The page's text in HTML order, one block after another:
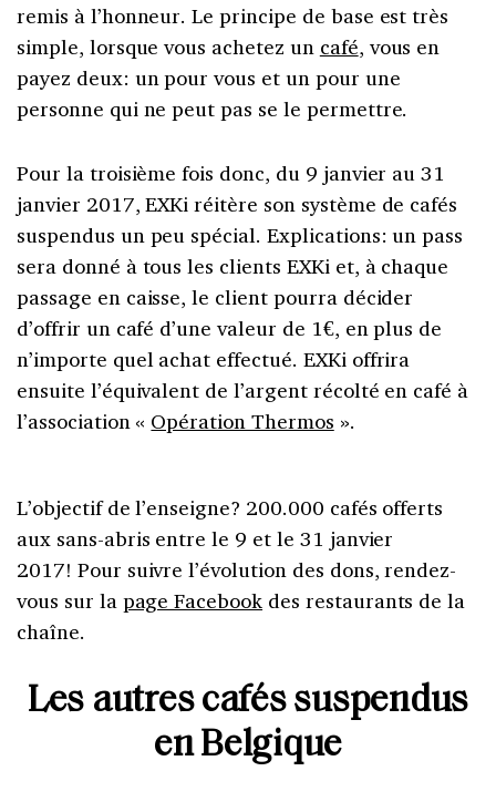
remis à l’honneur. Le principe de base est très
simple, lorsque vous achetez un café, vous en
payez deux: un pour vous et un pour une
personne qui ne peut pas se le permettre.
Pour la troisième fois donc, du 9 janvier au 31
janvier 2017, EXKi réitère son système de cafés
suspendus un peu spécial. Explications: un pass
sera donné à tous les clients EXKi et, à chaque
passage en caisse, le client pourra décider
d’offrir un café d’une valeur de 1€, en plus de
n’importe quel achat effectué. EXKi offrira
ensuite l’équivalent de l’argent récolté en café à
l’association « Opération Thermos ».
L’objectif de l’enseigne? 200.000 cafés offerts
aux sans-abris entre le 9 et le 31 janvier
2017! Pour suivre l’évolution des dons, rendez-
vous sur la page Facebook des restaurants de la
chaîne.
Les autres cafés suspendus
en Belgique